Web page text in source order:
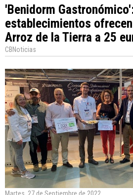
'Benidorm
establecimientos
Arroz de la Tierra a 25
CBNoticias